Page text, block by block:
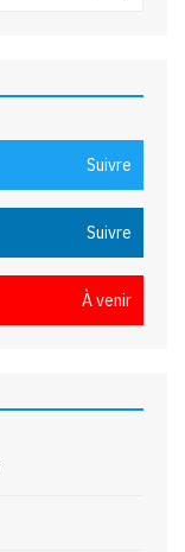
Suivre
Suivre
À venir